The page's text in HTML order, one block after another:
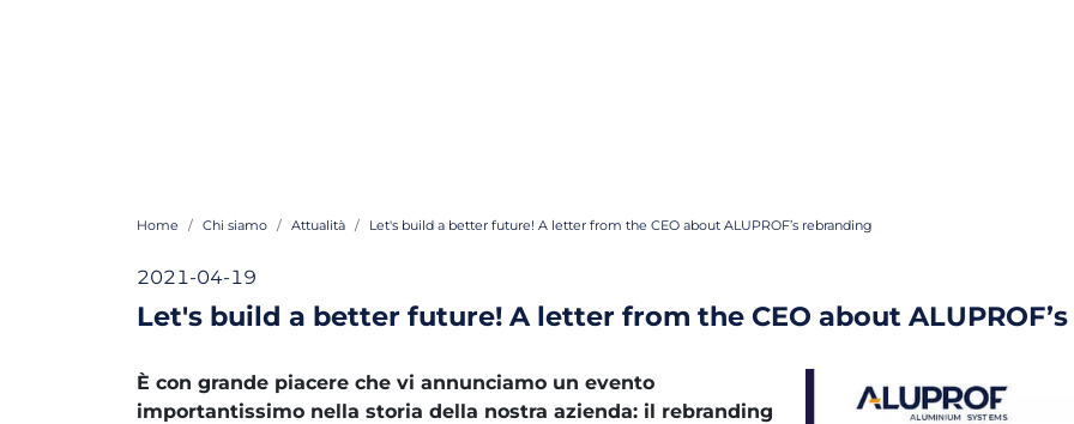
Home Chi siamo Attualità Let's build a better future! A letter from the CEO about ALUPROF’s rebranding
2021-04-19
Let's build a better future! A letter from the CEO about
È con grande piacere che vi annunciamo un evento
importantissimo nella storia della nostra azienda: il rebranding